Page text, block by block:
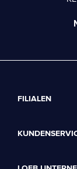
FILIALEN